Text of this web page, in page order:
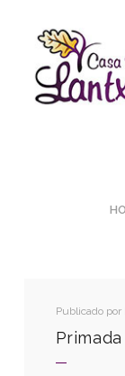
Publicado por
Primada